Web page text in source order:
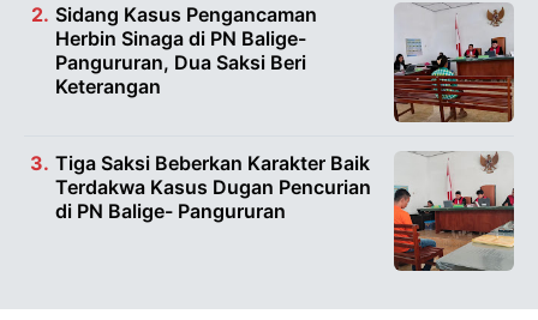
Sidang Kasus Pengancaman
Herbin Sinaga di PN Balige-
Pangururan, Dua Saksi Beri
Keterangan
Tiga Saksi Beberkan Karakter Baik
Terdakwa Kasus Dugan Pencurian
di PN Balige- Pangururan